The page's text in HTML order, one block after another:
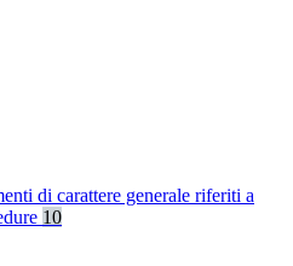
di carattere generale riferiti a
10